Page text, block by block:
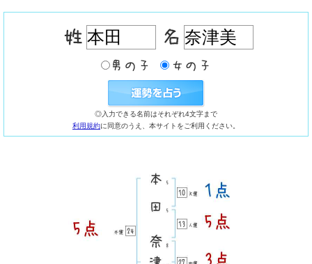
◎入力できる名前はそれぞれ4文字まで
利用規約に同意のうえ、本サイトをご利用ください。